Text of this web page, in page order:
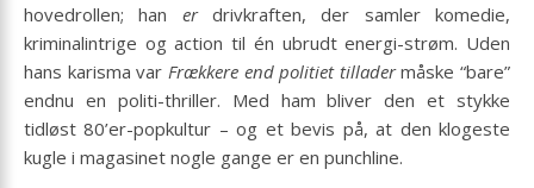
hovedrollen; han erdrivkraften, der samler komedie,
kriminalintrige og action til én ubrudt energi-strøm. Uden
hans karisma var Frækkere end politiet tilladermåske “bare”
endnu en politi-thriller. Med ham bliver den et stykke
tidløst 80’er-popkultur – og et bevis på, at den klogeste
kugle i magasinet nogle gange er en punchline.